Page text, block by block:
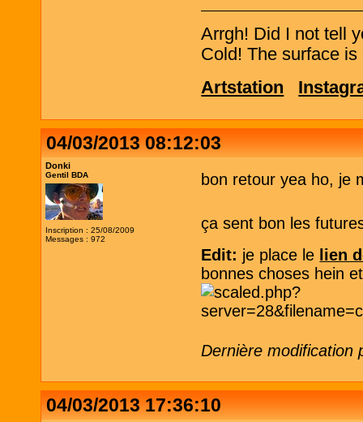
Arrgh! Did I not tell
Cold! The surface
Artstation
04/03/2013 08:12:03
Donki
Gentil BDA
Inscription : 25/08/2009
Messages : 972
bon retour yea ho, je
ça sent bon les
Edit: je place le lien
bonnes choses hein
Dernière modification
04/03/2013 17:36:10